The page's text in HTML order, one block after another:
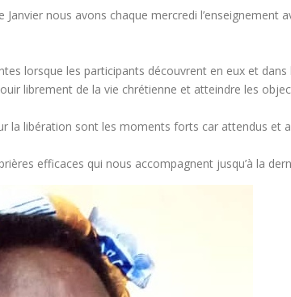
Janvier nous avons chaque mercredi l’enseignement
lorsque les participants découvrent en eux et dans
librement de la vie chrétienne et atteindre les
la libération sont les moments forts car attendus et
efficaces qui nous accompagnent jusqu’à la